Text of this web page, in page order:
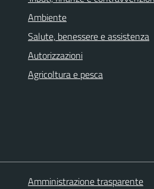
Ambiente
Salute, benessere e assistenza
Autorizzazioni
Agricoltura e pesca
Amministrazione trasparente